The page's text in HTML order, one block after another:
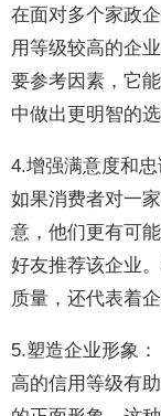
在面对多个家政
用等级较高的企
要参考因素，它
中做出更明智的选
4.增强满意度和忠
如果消费者对一
意，他们更有可
好友推荐该企业
质量，还代表着
5.塑造企业形象：
高的信用等级有